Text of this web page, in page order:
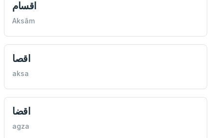
اقسام
Aksâm
اقصا
aksa
اقضا
agza